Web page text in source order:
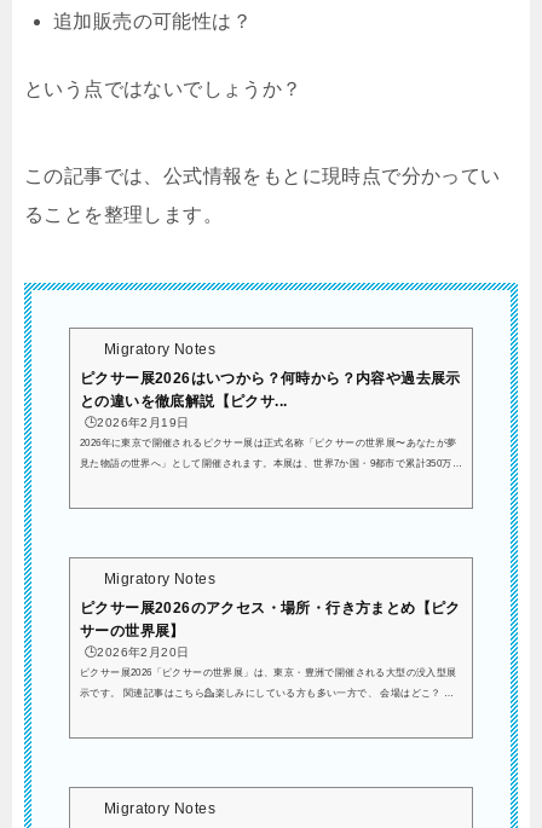
追加販売の可能性は？
という点ではないでしょうか？
この記事では、公式情報をもとに現時点で分かってい
ることを整理します。
Migratory Notes
ピクサー展2026はいつから？何時から？内容や過去展示
との違いを徹底解説【ピクサ...
🕒️2026年2月19日
2026年に東京で開催されるピクサー展は正式名称「ピクサーの世界展〜あなたが夢
見た物語の世界へ」として開催されます。本展は、世界7か国・9都市で累計350万人
Migratory Notes
ピクサー展2026のアクセス・場所・行き方まとめ【ピク
サーの世界展】
🕒️2026年2月20日
ピクサー展2026「ピクサーの世界展」は、東京・豊洲で開催される大型の没入型展
示です。 関連記事はこちら💁楽しみにしている方も多い一方で、 会場はどこ？ 最
Migratory Notes